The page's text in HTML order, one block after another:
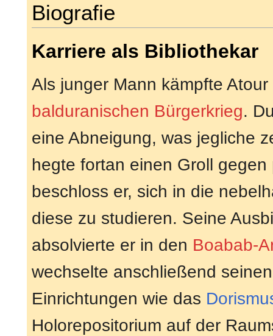
Biografie
Karriere als Bibliothekar
Als junger Mann kämpfte
balduranischen Bürgerkrieg.
eine Abneigung, was jegliche
hegte fortan einen Groll
beschloss er, sich in die
diese zu studieren. Seine
absolvierte er in den Boabab-
wechselte anschließend
Einrichtungen wie das
Holorepositorium auf der